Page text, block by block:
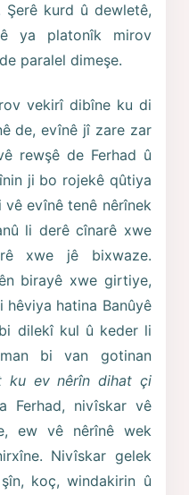
Şerê kurd û dewletê,
ya platonîk mirov
paralel dimeşe.
vekirî dibîne ku di
de, evînê jî zare zar
rewşê de Ferhad û
ji bo rojekê qûtiya
evînê tenê nêrînek
li derê cînarê xwe
xwe jê bixwaze.
birayê xwe girtiye,
hêviya hatina Banûyê
dilekî kul û keder li
bi van gotinan
ku ev nêrîn dihat çi
Ferhad, nivîskar vê
ew vê nêrînê wek
Nivîskar gelek
koç, windakirin û